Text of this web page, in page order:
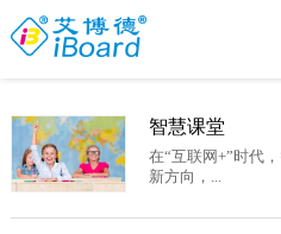
智慧课堂
在“互联网+”时代
新方向，...